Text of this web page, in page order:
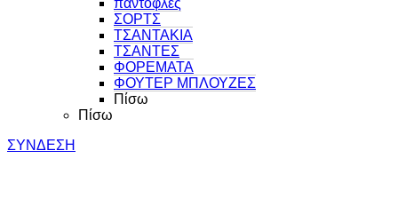
ΣΟΡΤΣ
ΤΣΑΝΤΑΚΙΑ
ΤΣΑΝΤΕΣ
ΦΟΡΕΜΑΤΑ
ΦΟΥΤΕΡ ΜΠΛΟΥΖΕΣ
Πίσω
Πίσω
ΣΥΝΔΕΣΗ